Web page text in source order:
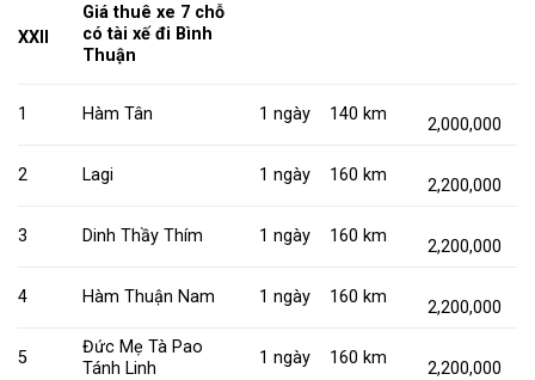
XXII
Giá thuê xe 7 chỗ
có tài xế đi Bình
Thuận
1 Hàm Tân 1 ngày 140 km
2,000,000
2 Lagi 1 ngày 160 km
2,200,000
3 Dinh Thầy Thím 1 ngày 160 km
2,200,000
4 Hàm Thuận Nam 1 ngày 160 km
2,200,000
5
Đức Mẹ Tà Pao
Tánh Linh
1 ngày 160 km
2,200,000